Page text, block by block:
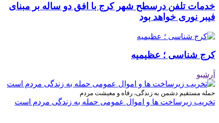
خدمات تلفن درسطح شهر کرج با افق دو ساله بر مبنای
فیبر نوری خواهد بود
کرج شناسی ؛ عظیمیه
آرشیو
حمله مستقیم دشمن به زندگی، رفاه و معیشت مردم
تخریب زیرساخت ها و اموال عمومی حمله به زندگی مردم است